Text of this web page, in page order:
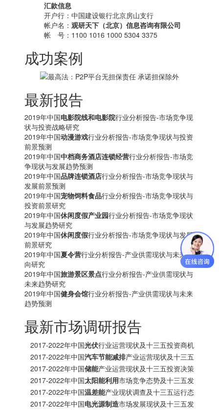
汇款信息
开户行：中国建设银行北京房山支行
帐户名： 观研天下（北京）信息咨询有限公司
帐 号：1100 1016 1000 5304 3375
成功案例
最新报告
2019年中国电影院线和电影院行业分析报告-市场竞争现
状与投资战略研究
2019年中国动漫游戏行业分析报告-市场竞争现状与投资
前景预测
2019年中国中档商务酒店连锁经营行业分析报告-市场竞
争现状与发展趋势预测
2019年中国品牌连锁酒店行业分析报告-市场竞争现状与
发展前景预测
2019年中国宠物饲料食品行业分析报告-市场竞争现状与
投资前景研究
2019年中国休闲度假产业园行业分析报告-市场竞争现状
与发展趋势研究
2019年中国休闲度假行业分析报告-市场竞争现状与发展
前景研究
2019年中国夏令营行业分析报告-产业供需现状与未来动
向研究
2019年中国旅游景区景点行业分析报告-产业供需现状与
未来趋势研究
2019年中国健身会馆行业分析报告-产业供需现状与未来
趋势预测
最新市场调研报告
2017-2022年中国光伏行业运营现状及十三五投资商机
研究报告
2017-2022年中国汽车节能减排产业运营现状及十三五
发展趋势前瞻报告
2017-2022年中国储能产业运营现状及十三五投资决策
分析报告
2017-2022年中国太阳能利用市场竞争态势及十三五发
展趋势前瞻报告
2017-2022年中国温差能产业现状调查及十三五运行态
势预测报告
2017-2022年中国电光源制造市场发展现状及十三五发